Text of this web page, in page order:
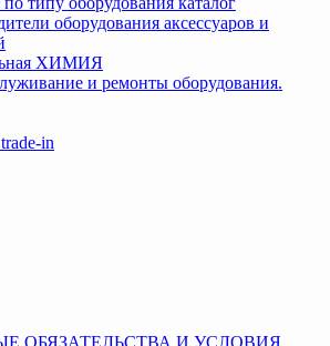
оборудования аксессуаров и
ХИМИЯ
и ремонты оборудования.
in
ОБЯЗАТЕЛЬСТВА И УСЛОВИЯ